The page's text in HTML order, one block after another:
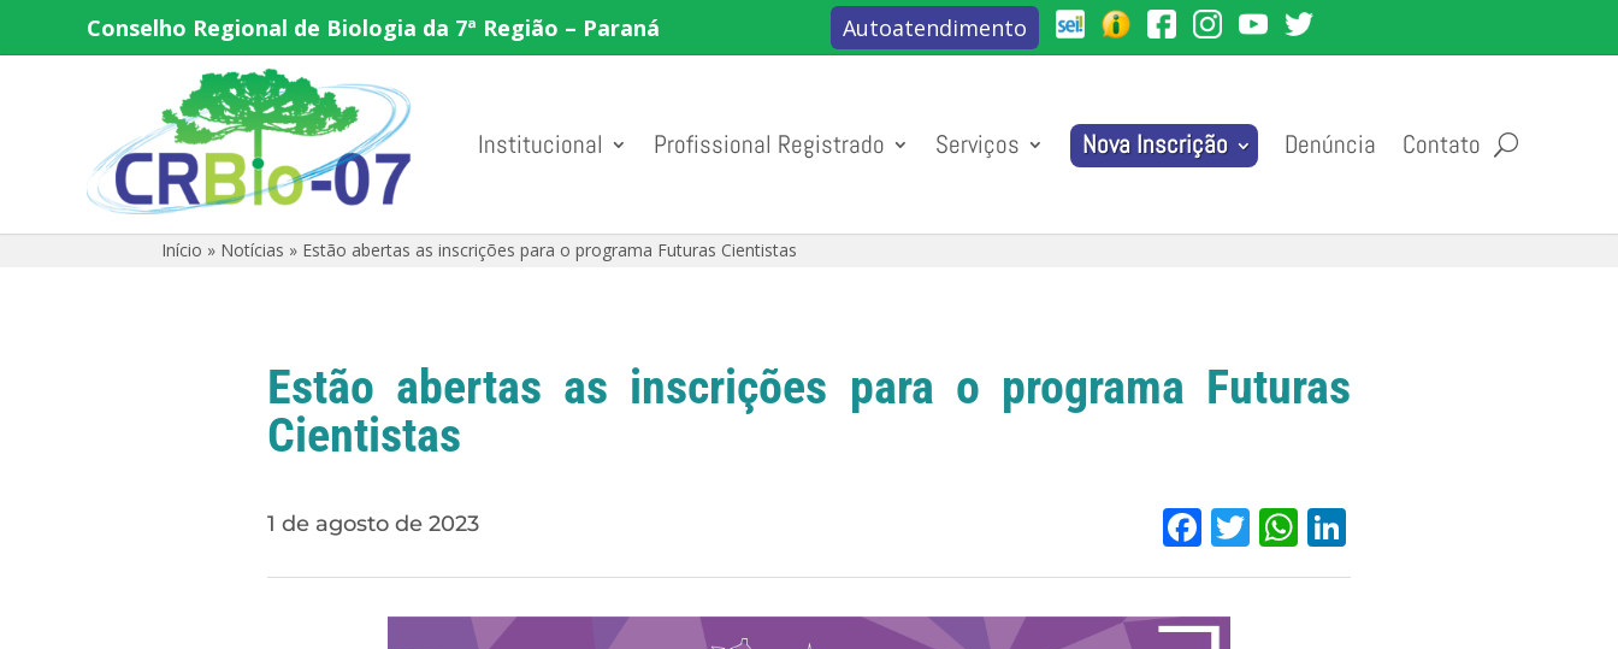
Conselho Regional de Biologia da 7ª Região – Paraná Autoatendimento
Institucional Profissional Registrado Serviços Nova Inscrição Denúncia Contato
Início » Notícias » Estão abertas as inscrições para o programa Futuras Cientistas
Estão abertas as inscrições para o programa Futuras
Cientistas
1 de agosto de 2023 Facebook
TwitterWhatsApp